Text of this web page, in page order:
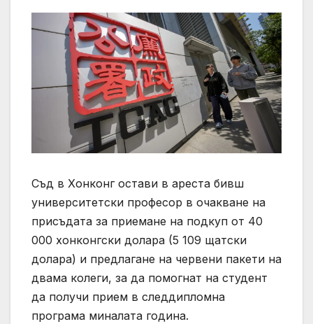
Съд в Хонконг остави в ареста бивш
университетски професор в очакване на
присъдата за приемане на подкуп от 40
000 хонконгски долара (5 109 щатски
долара) и предлагане на червени пакети на
двама колеги, за да помогнат на студент
да получи прием в следдипломна
програма миналата година.